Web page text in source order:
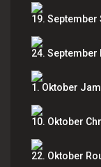
19. September
24.
1. Oktober
10.
22. Oktober